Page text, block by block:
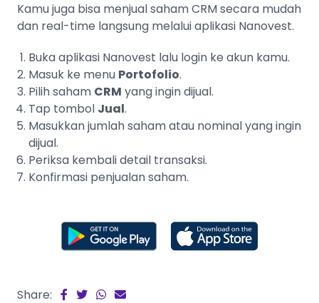
Kamu juga bisa menjual saham CRM secara mudah
dan real-time langsung melalui aplikasi Nanovest.
Buka aplikasi Nanovest lalu login ke akun kamu.
Masuk ke menu Portofolio.
Pilih saham CRM yang ingin dijual.
Tap tombol Jual.
Masukkan jumlah saham atau nominal yang ingin
dijual.
Periksa kembali detail transaksi.
Konfirmasi penjualan saham.
Share: